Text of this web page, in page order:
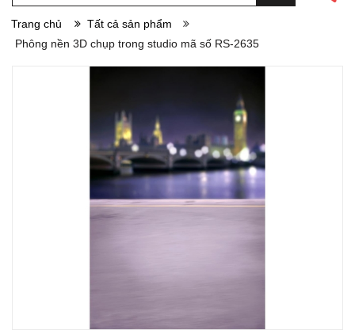
Trang chủ
Tất cả sản phẩm
Phông nền 3D chụp trong studio mã số RS-2635